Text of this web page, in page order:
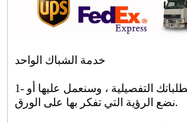
خدمة الشباك الواحد
1- تعال إلينا بتصميماتك ومتطلباتك التفصيلية ، وسنعمل عليها أو
نضع الرؤية التي تفكر بها على الورق.